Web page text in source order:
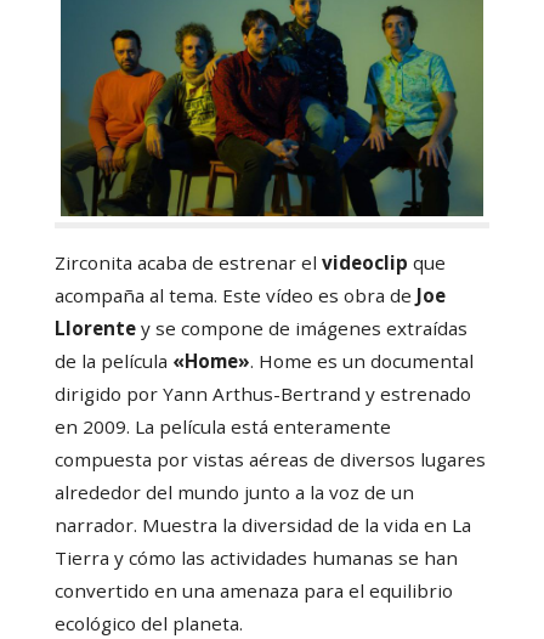
Zirconita acaba de estrenar el videoclip que
acompaña al tema. Este vídeo es obra de Joe
Llorentey se compone de imágenes extraídas
de la película «Home». Home es un documental
dirigido por Yann Arthus-Bertrand y estrenado
en 2009. La película está enteramente
compuesta por vistas aéreas de diversos lugares
alrededor del mundo junto a la voz de un
narrador. Muestra la diversidad de la vida en La
Tierra y cómo las actividades humanas se han
convertido en una amenaza para el equilibrio
ecológico del planeta.